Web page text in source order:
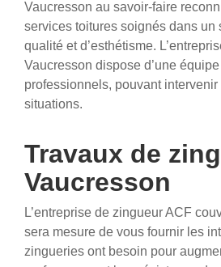
Vaucresson au savoir-faire
services toitures soignés dans un
qualité et d’esthétisme.
Vaucresson dispose d’une
professionnels, pouvant
situations.
Travaux de
Vaucresson
​​​​​​​L’entreprise de zingueur ACF
sera mesure de vous fournir les
zingueries ont besoin pour